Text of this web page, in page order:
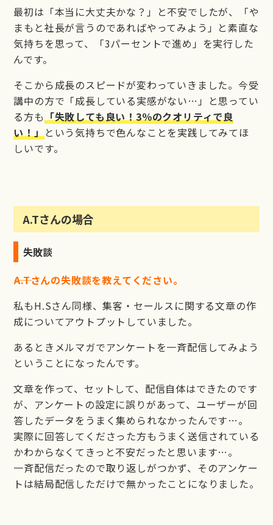
最初は「本当に大丈夫かな？」と不安でしたが、「や
まもと社長が言うのであればやってみよう」と素直な
気持ちを思って、「3パーセントで進め」を実行した
んです。
そこから成長のスピードが変わっていきました。今受
講中の方で「成長している実感がない…」と思ってい
る方も「失敗しても良い！3％のクオリティで良
い！」という気持ちで色んなことを実践してみてほ
しいです。
A.Tさんの場合
失敗談
――A.Tさんの失敗談を教えてください。
私もH.Sさん同様、集客・セールスに関する文章の作
成についてアウトプットしていました。
あるときメルマガでアンケートを一斉配信してみよう
ということになったんです。
文章を作って、セットして、配信自体はできたのです
が、アンケートの設定に誤りがあって、ユーザーが回
答したデータをうまく集められなかったんです…。
実際に回答してくださった方もうまく送信されている
かわからなくてきっと不安だったと思います…。
一斉配信だったので取り返しがつかず、そのアンケー
トは結局配信しただけで無かったことになりました。